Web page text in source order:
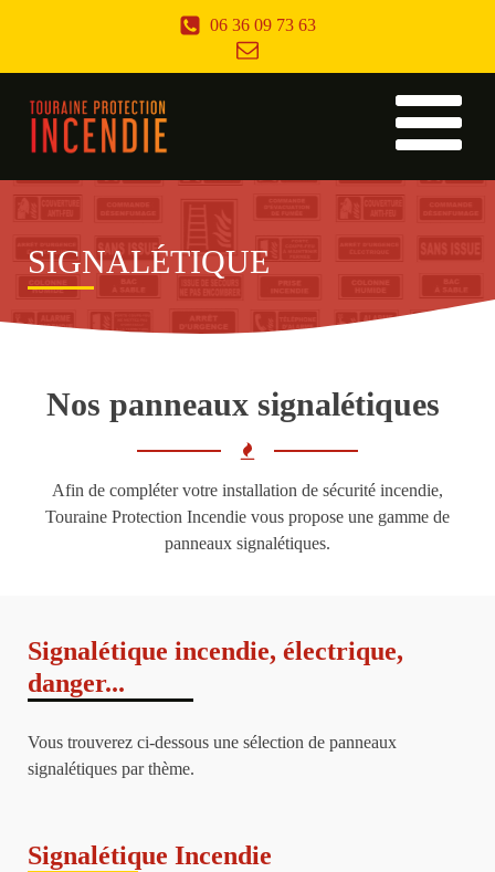
06 36 09 73 63
SIGNALÉTIQUE
Nos panneaux signalétiques
Afin de compléter votre installation de sécurité incendie,
Touraine Protection Incendie vous propose une gamme de
panneaux signalétiques.
Signalétique incendie, électrique,
danger...
Vous trouverez ci-dessous une sélection de panneaux
signalétiques par thème.
Signalétique Incendie